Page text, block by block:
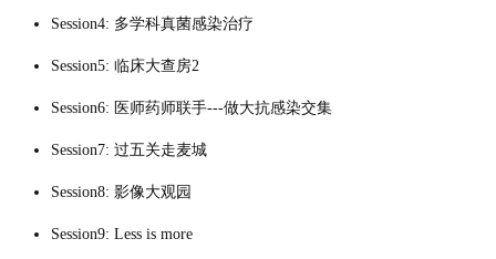
Session4: 多学科真菌感染治疗
Session5: 临床大查房2
Session6: 医师药师联手---做大抗感染交集
Session7: 过五关走麦城
Session8: 影像大观园
Session9: Less is more